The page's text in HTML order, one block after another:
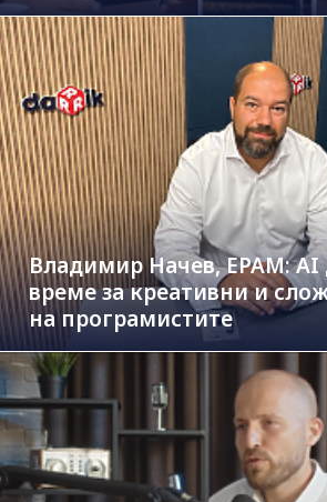
Владимир Начев, EPAM: AI
време за креативни и
на програмистите